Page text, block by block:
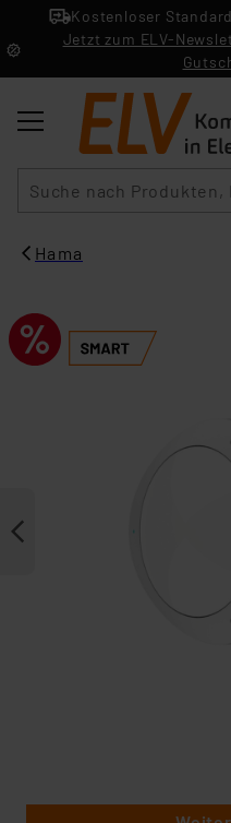
Kostenloser
Jetzt zum ELV-
Hama